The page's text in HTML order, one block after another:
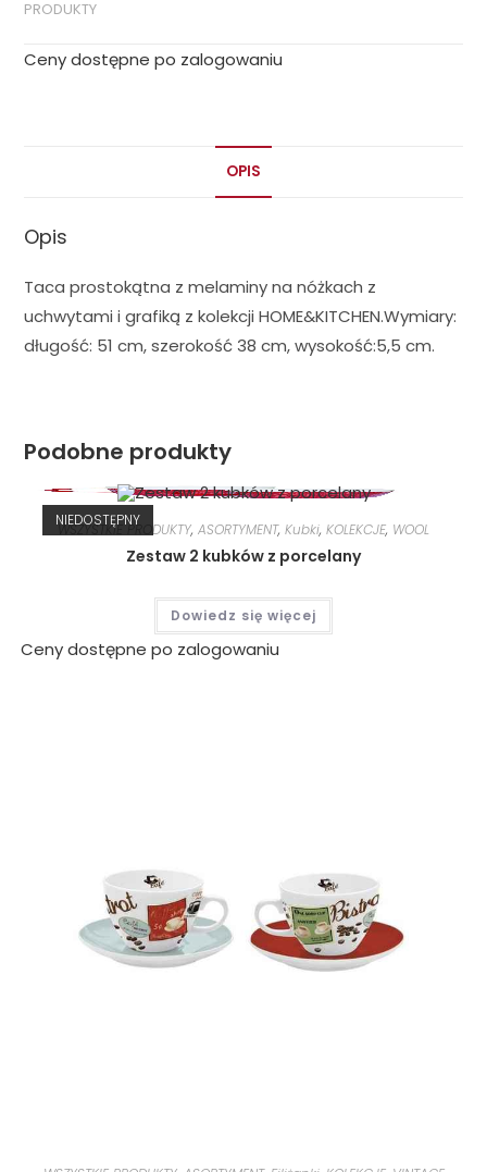
PRODUKTY
Ceny dostępne po zalogowaniu
OPIS
Opis
Taca prostokątna z melaminy na nóżkach z
uchwytami i grafiką z kolekcji HOME&KITCHEN.Wymiary:
długość: 51 cm, szerokość 38 cm, wysokość:5,5 cm.
Podobne produkty
NIEDOSTĘPNY
WSZYSTKIE PRODUKTY, ASORTYMENT, Kubki, KOLEKCJE, WOOL
Zestaw 2 kubków z porcelany
Dowiedz się więcej
Ceny dostępne po zalogowaniu